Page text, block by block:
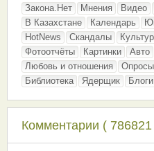
Закона.Нет
Мнения Видео
В Казахстане
Календарь
HotNews
Скандалы
Фотоотчёты
Картинки Авто
Любовь и отношения
Опросы
Библиотека
Ядерщик Блоги
Комментарии ( 786821